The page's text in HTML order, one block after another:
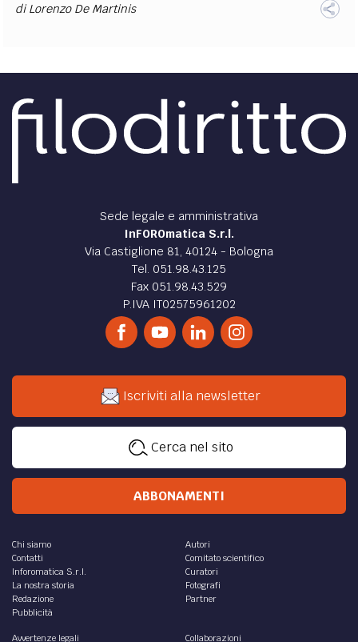
diLorenzo De Martinis
Sede legale e amministrativa
InFOROmatica S.r.l.
Via Castiglione 81, 40124 - Bologna
Tel. 051.98.43.125
Fax 051.98.43.529
P.IVA IT02575961202
Iscriviti alla newsletter
Cerca nel sito
ABBONAMENTI
Chi siamo
Contatti
Inforomatica S.r.l.
La nostra storia
Redazione
Pubblicità
Autori
Comitato scientifico
Curatori
Fotografi
Partner
Avvertenze legali Collaborazioni